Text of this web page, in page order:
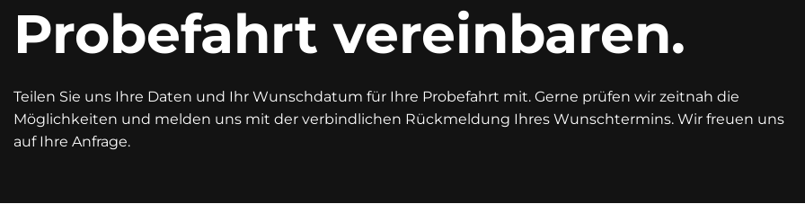
Probefahrt vereinbaren.
Teilen Sie uns Ihre Daten und Ihr Wunschdatum für Ihre Probefahrt mit. Gerne prüfen wir zeitnah die
Möglichkeiten und melden uns mit der verbindlichen Rückmeldung Ihres Wunschtermins. Wir freuen uns
auf Ihre Anfrage.